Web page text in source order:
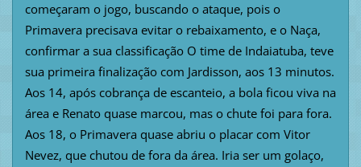
começaram o jogo, buscando o ataque, pois o
Primavera precisava evitar o rebaixamento, e o Naça,
confirmar a sua classificação O time de Indaiatuba, teve
sua primeira finalização com Jardisson, aos 13 minutos.
Aos 14, após cobrança de escanteio, a bola ficou viva na
área e Renato quase marcou, mas o chute foi para fora.
Aos 18, o Primavera quase abriu o placar com Vitor
Nevez, que chutou de fora da área. Iria ser um golaço,